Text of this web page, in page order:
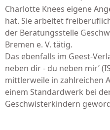
Charlotte Knees eigene
hat. Sie arbeitet
der Beratungsstelle
Bremen e. V. tätig.
Das ebenfalls im Geest-
neben dir - du neben mir’
mittlerweile in zahlreichen
einem Standardwerk bei
Geschwisterkindern